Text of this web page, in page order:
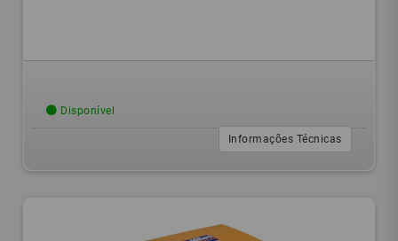
Disponível
Informações Técnicas